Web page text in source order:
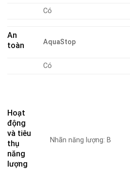
Có
An
toàn
AquaStop
Có
Hoạt
động
và tiêu
thụ
năng
lượng
Nhãn năng lượng: B